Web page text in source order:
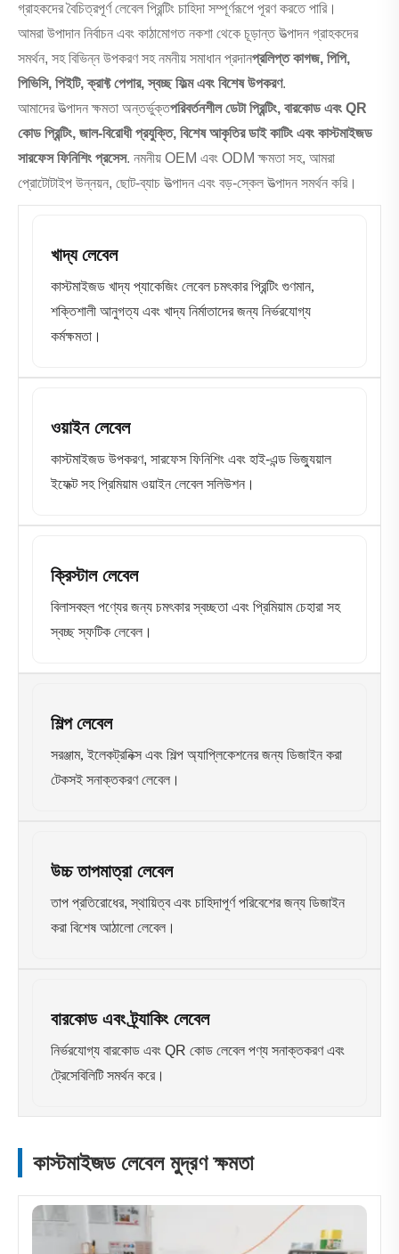
গ্রাহকদের বৈচিত্রপূর্ণ লেবেল প্রিন্টিং চাহিদা সম্পূর্ণরূপে পূরণ করতে পারি।
আমরা উপাদান নির্বাচন এবং কাঠামোগত নকশা থেকে চূড়ান্ত উত্পাদন গ্রাহকদের
সমর্থন, সহ বিভিন্ন উপকরণ সহ নমনীয় সমাধান প্রদানপ্রলিপ্ত কাগজ, পিপি,
পিভিসি, পিইটি, ক্রাফ্ট পেপার, স্বচ্ছ ফিল্ম এবং বিশেষ উপকরণ.
আমাদের উত্পাদন ক্ষমতা অন্তর্ভুক্তপরিবর্তনশীল ডেটা প্রিন্টিং, বারকোড এবং QR
কোড প্রিন্টিং, জাল-বিরোধী প্রযুক্তি, বিশেষ আকৃতির ডাই কাটিং এবং কাস্টমাইজড
সারফেস ফিনিশিং প্রসেস. নমনীয় OEM এবং ODM ক্ষমতা সহ, আমরা
প্রোটোটাইপ উন্নয়ন, ছোট-ব্যাচ উত্পাদন এবং বড়-স্কেল উত্পাদন সমর্থন করি।
খাদ্য লেবেল
কাস্টমাইজড খাদ্য প্যাকেজিং লেবেল চমৎকার প্রিন্টিং গুণমান,
শক্তিশালী আনুগত্য এবং খাদ্য নির্মাতাদের জন্য নির্ভরযোগ্য
কর্মক্ষমতা।
ওয়াইন লেবেল
কাস্টমাইজড উপকরণ, সারফেস ফিনিশিং এবং হাই-এন্ড ভিজ্যুয়াল
ইফেক্ট সহ প্রিমিয়াম ওয়াইন লেবেল সলিউশন।
ক্রিস্টাল লেবেল
বিলাসবহুল পণ্যের জন্য চমৎকার স্বচ্ছতা এবং প্রিমিয়াম চেহারা সহ
স্বচ্ছ স্ফটিক লেবেল।
শিল্প লেবেল
সরঞ্জাম, ইলেকট্রনিক্স এবং শিল্প অ্যাপ্লিকেশনের জন্য ডিজাইন করা
টেকসই সনাক্তকরণ লেবেল।
উচ্চ তাপমাত্রা লেবেল
তাপ প্রতিরোধের, স্থায়িত্ব এবং চাহিদাপূর্ণ পরিবেশের জন্য ডিজাইন
করা বিশেষ আঠালো লেবেল।
বারকোড এবং ট্র্যাকিং লেবেল
নির্ভরযোগ্য বারকোড এবং QR কোড লেবেল পণ্য সনাক্তকরণ এবং
ট্রেসেবিলিটি সমর্থন করে।
কাস্টমাইজড লেবেল মুদ্রণ ক্ষমতা